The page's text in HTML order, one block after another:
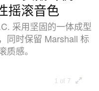
摇滚音色
采用坚固的一体成型
同时保留 Marshall 标
质感。
1 of 7